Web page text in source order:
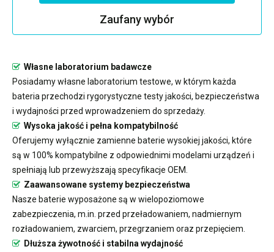
Zaufany wybór
Własne laboratorium badawcze
Posiadamy własne laboratorium testowe, w którym każda
bateria przechodzi rygorystyczne testy jakości, bezpieczeństwa
i wydajności przed wprowadzeniem do sprzedaży.
Wysoka jakość i pełna kompatybilność
Oferujemy wyłącznie zamienne baterie wysokiej jakości, które
są w 100% kompatybilne z odpowiednimi modelami urządzeń i
spełniają lub przewyższają specyfikacje OEM.
Zaawansowane systemy bezpieczeństwa
Nasze baterie wyposażone są w wielopoziomowe
zabezpieczenia, m.in. przed przeładowaniem, nadmiernym
rozładowaniem, zwarciem, przegrzaniem oraz przepięciem.
Dłuższa żywotność i stabilna wydajność